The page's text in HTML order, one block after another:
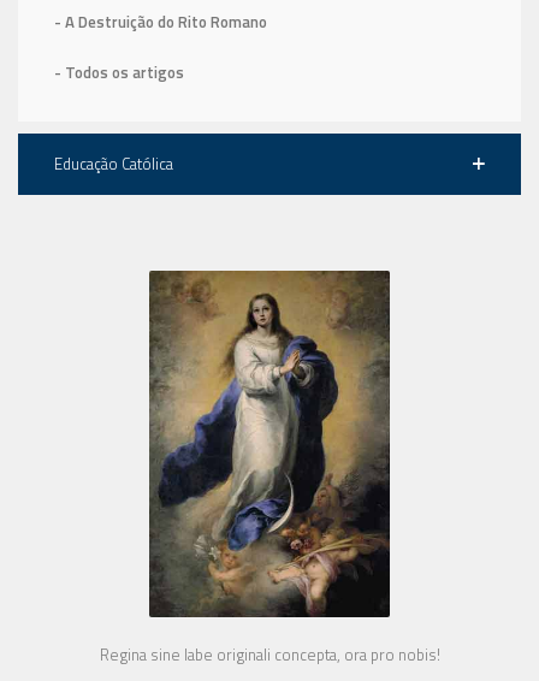
- A Destruição do Rito Romano
- Todos os artigos
Educação Católica
Regina sine labe originali concepta, ora pro nobis!